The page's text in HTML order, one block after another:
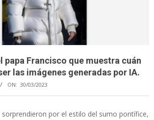
papa Francisco que muestra cuán
las imágenes generadas por IA.
ON: 30/03/2023
por el estilo del sumo pontífice,